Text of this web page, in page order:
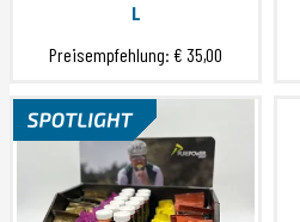
L
Preisempfehlung: € 35,00